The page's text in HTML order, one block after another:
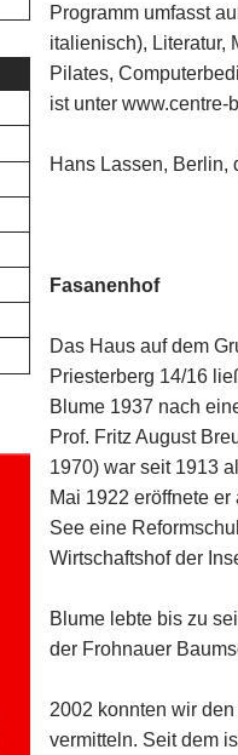
Programm umfasst
italienisch), Literatur,
Pilates,
ist unter
Hans Lassen, Berlin,
Fasanenhof
Das Haus auf dem
Priesterberg 14/16
Blume 1937 nach
Prof. Fritz August
1970) war seit 1913
Mai 1922 eröffnete
See eine
Wirtschaftshof der
Blume lebte bis zu
der Frohnauer
2002 konnten wir
vermitteln. Seit dem